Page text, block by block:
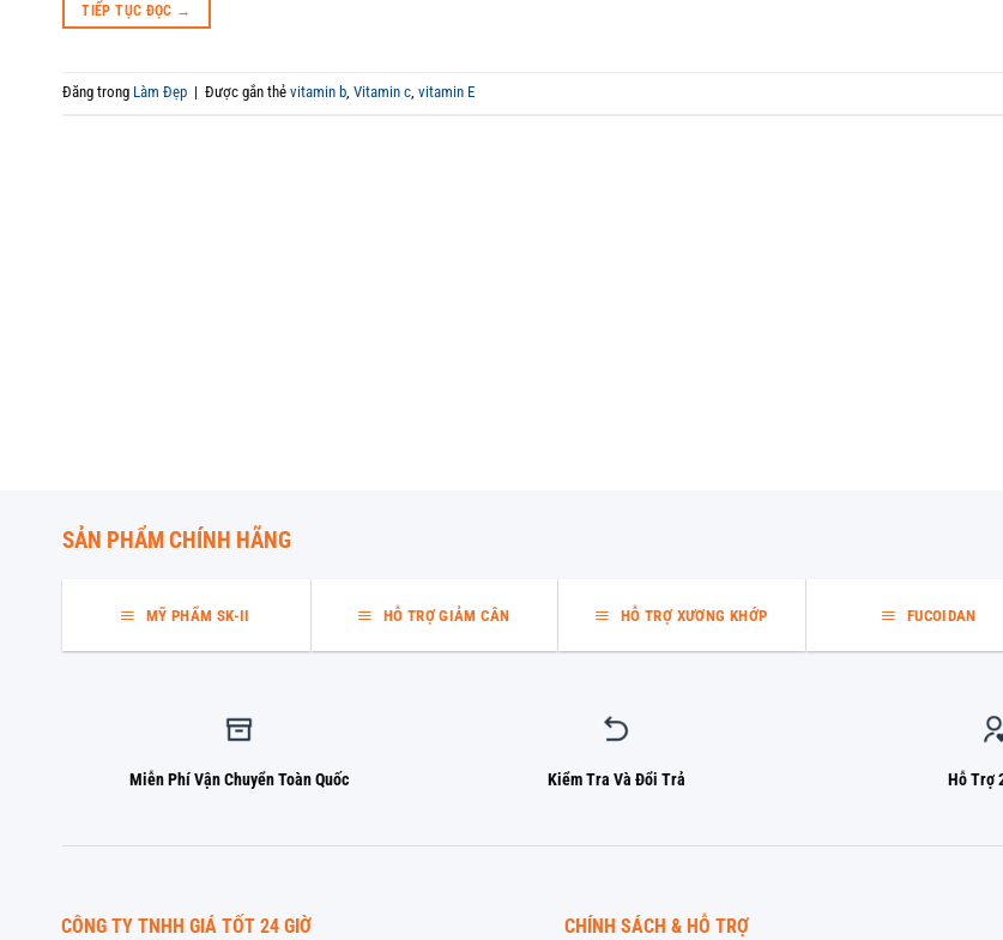
TIẾP TỤC ĐỌC →
Đăng trong Làm Đẹp | Được gắn thẻ vitamin b Vitamin c vitamin E
SẢN PHẨM CHÍNH HÃNG
MỸ PHẨM SK-II HỖ TRỢ GIẢM CÂN HỖ TRỢ XƯƠNG KHỚP FUCOIDAN
Miễn Phí Vận Chuyển Toàn Quốc Kiểm Tra Và Đổi Trả Hỗ Trợ
CÔNG TY TNHH GIÁ TỐT 24 GIỜ CHÍNH SÁCH & HỖ TRỢ